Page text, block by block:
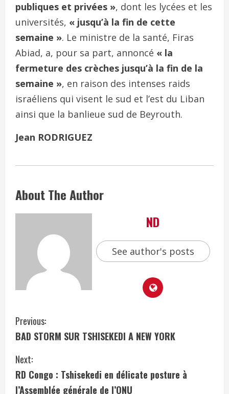
publiques et privées », dont les lycées et les
universités, « jusqu’à la fin de cette
semaine ». Le ministre de la santé, Firas
Abiad, a, pour sa part, annoncé « la
fermeture des crèches jusqu’à la fin de la
semaine », en raison des intenses raids
israéliens qui visent le sud et l’est du Liban
ainsi que la banlieue sud de Beyrouth.
Jean RODRIGUEZ
About The Author
ND
See author's posts
Previous:
BAD STORM SUR TSHISEKEDI A NEW YORK
Next:
RD Congo : Tshisekedi en délicate posture à
l’Assemblée générale de l’ONU